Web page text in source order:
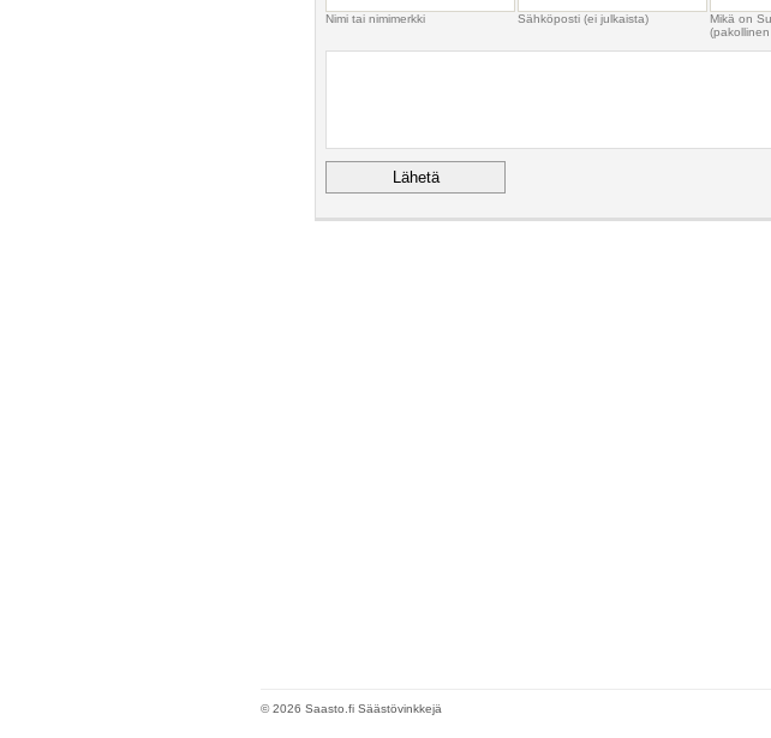
Nimi tai nimimerkki Sähköposti (ei julkaista)
Mikä on
© 2026 Saasto.fi Säästövinkkejä